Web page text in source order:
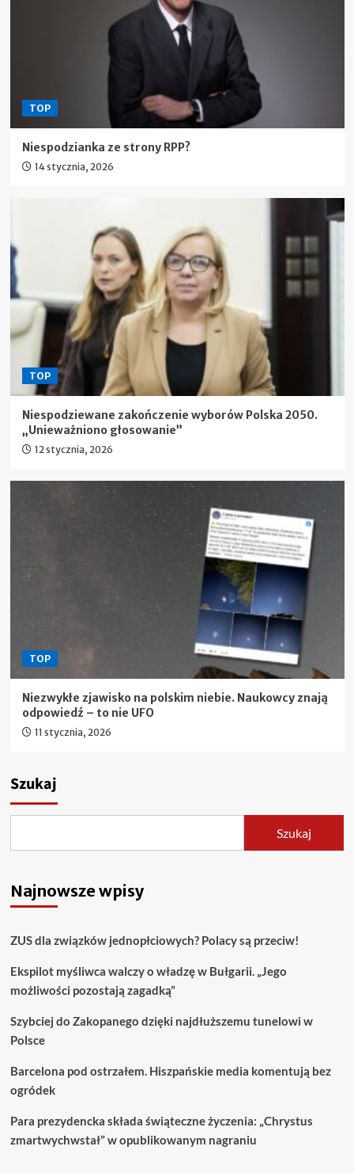
TOP
Niespodzianka ze strony RPP?
14 stycznia, 2026
TOP
Niespodziewane zakończenie wyborów Polska 2050.
„Unieważniono głosowanie”
12 stycznia, 2026
TOP
Niezwykłe zjawisko na polskim niebie. Naukowcy znają
odpowiedź – to nie UFO
11 stycznia, 2026
Szukaj
Szukaj
Najnowsze wpisy
ZUS dla związków jednopłciowych? Polacy są przeciw!
Ekspilot myśliwca walczy o władzę w Bułgarii. „Jego
możliwości pozostają zagadką”
Szybciej do Zakopanego dzięki najdłuższemu tunelowi w
Polsce
Barcelona pod ostrzałem. Hiszpańskie media komentują bez
ogródek
Para prezydencka składa świąteczne życzenia: „Chrystus
zmartwychwstał” w opublikowanym nagraniu